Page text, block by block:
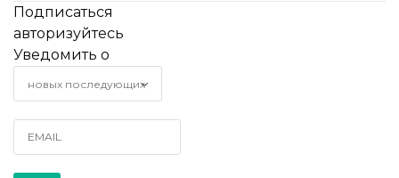
Подписаться
авторизуйтесь
Уведомить о